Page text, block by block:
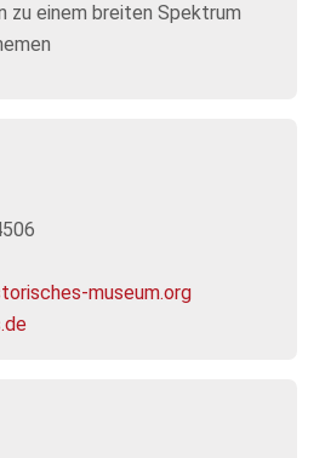
zu einem breiten Spektrum
museum.org